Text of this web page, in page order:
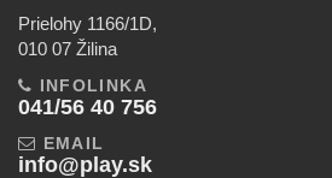
Prielohy 1166/1D,
010 07 Žilina
INFOLINKA
041/56 40 756
EMAIL
info@play.sk